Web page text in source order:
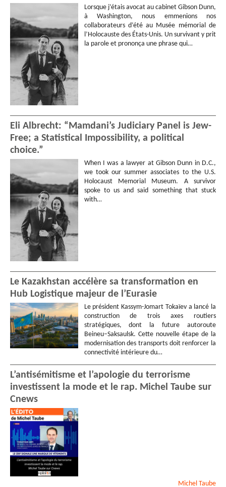
Lorsque j’étais avocat au cabinet Gibson Dunn,
à Washington, nous emmenions nos
collaborateurs d’été au Musée mémorial de
l’Holocauste des États-Unis. Un survivant y prit
la parole et prononça une phrase qui…
Eli Albrecht: “Mamdani’s Judiciary Panel is Jew-
Free; a Statistical Impossibility, a political
choice.”
When I was a lawyer at Gibson Dunn in D.C.,
we took our summer associates to the U.S.
Holocaust Memorial Museum. A survivor
spoke to us and said something that stuck
with…
Le Kazakhstan accélère sa transformation en
Hub Logistique majeur de l’Eurasie
Le président Kassym-Jomart Tokaïev a lancé la
construction de trois axes routiers
stratégiques, dont la future autoroute
Beineu–Saksaulsk. Cette nouvelle étape de la
modernisation des transports doit renforcer la
connectivité intérieure du…
L’antisémitisme et l’apologie du terrorisme
investissent la mode et le rap. Michel Taube sur
Cnews
Michel Taube